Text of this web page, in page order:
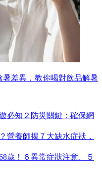
差異，教你喝對飲品解暑
必知２防災關鍵：確保網
營養師揭７大缺水症狀，
歲！６異常症狀注意、５